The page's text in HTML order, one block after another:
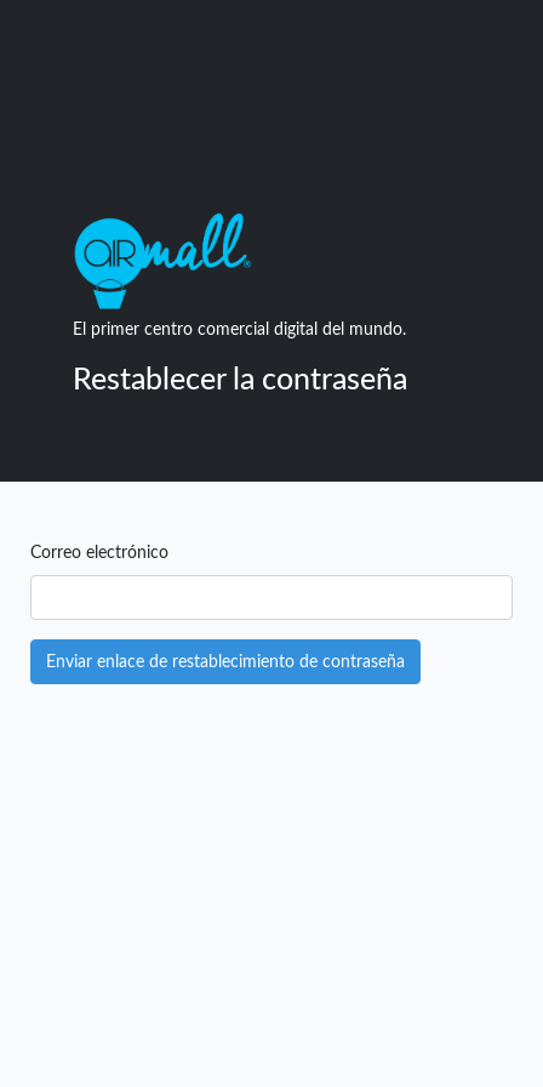
El primer centro comercial digital del mundo.
Restablecer la contraseña
Correo electrónico
Enviar enlace de restablecimiento de contraseña